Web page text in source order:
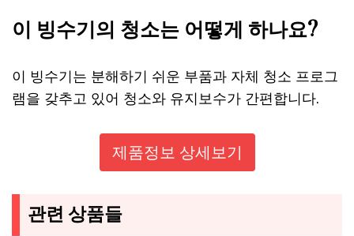
이 빙수기의 청소는 어떻게 하나요?
이 빙수기는 분해하기 쉬운 부품과 자체 청소 프로그
램을 갖추고 있어 청소와 유지보수가 간편합니다.
제품정보 상세보기
관련 상품들